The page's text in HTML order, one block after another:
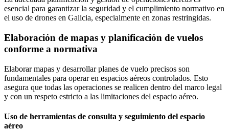
esencial para garantizar la seguridad y el cumplimiento normativo en
el uso de drones en Galicia, especialmente en zonas restringidas.
Elaboración de mapas y planificación de vuelos
conforme a normativa
Elaborar mapas y desarrollar planes de vuelo precisos son
fundamentales para operar en espacios aéreos controlados. Esto
asegura que todas las operaciones se realicen dentro del marco legal
y con un respeto estricto a las limitaciones del espacio aéreo.
Uso de herramientas de consulta y seguimiento del espacio
aéreo